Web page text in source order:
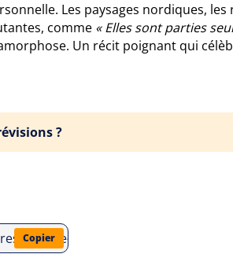
Les paysages nordiques,
comme « Elles sont parties
Un récit poignant qui
?
virginie-grimaldi/il-est-grand-
Copier